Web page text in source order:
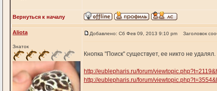
Вернуться к началу
Aliota
Знаток
Добавлено: Сб Фев 09, 2013 9:10 pm Заголовок
Кнопка "Поиск" существует, ее никто не удалял.
http://eublepharis.ru/forum/
http://eublepharis.ru/forum/